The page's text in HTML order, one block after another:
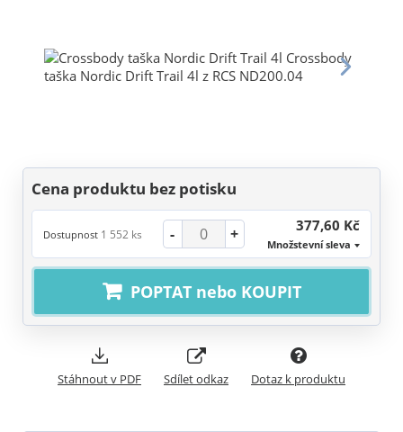
Cena produktu bez potisku
Dostupnost 1 552 ks - + 377,60 Kč
Množstevní sleva
POPTAT nebo KOUPIT
Stáhnout v PDF Sdílet odkaz Dotaz k produktu